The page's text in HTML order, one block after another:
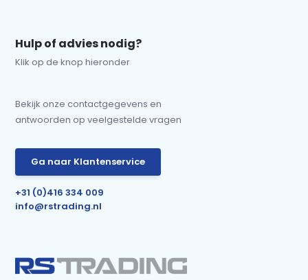
Hulp of advies nodig?
Klik op de knop hieronder
Bekijk onze contactgegevens en
antwoorden op veelgestelde vragen
Ga naar Klantenservice
+31 (0)416 334 009
info@rstrading.nl